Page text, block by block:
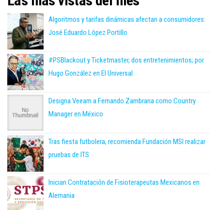
Algoritmos y tarifas dinámicas afectan a consumidores:
José Eduardo López Portillo
#PSBlackout y Ticketmaster, dos entretenimientos; por
Hugo González en El Universal
Designa Veeam a Fernando Zambrana como Country
Manager en México
Tras fiesta futbolera, recomienda Fundación MSI realizar
pruebas de ITS
Inician Contratación de Fisioterapeutas Mexicanos en
Alemania